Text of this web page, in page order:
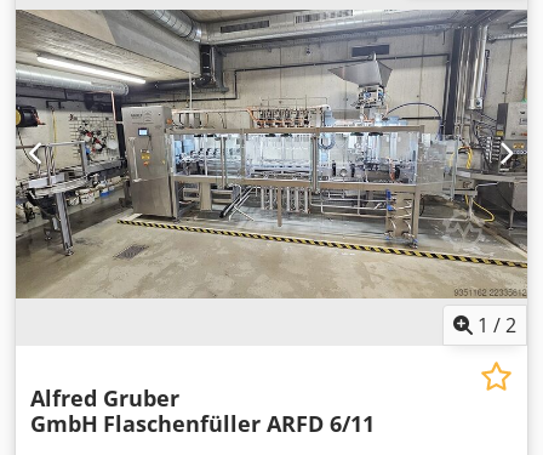
1 /2
Alfred Gruber
GmbH Flaschenfüller ARFD 6/11